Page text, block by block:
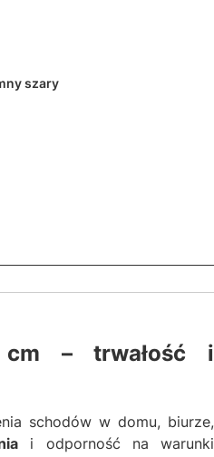
szary
cm – trwałość i
schodów w domu, biurze,
i odporność na warunki